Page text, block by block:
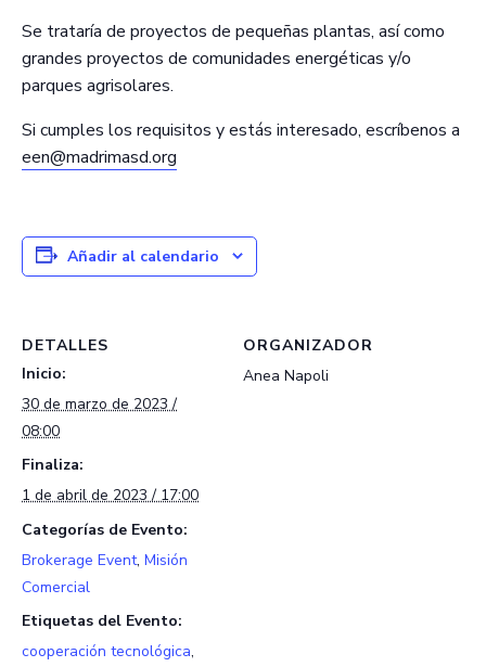
Se trataría de proyectos de pequeñas plantas, así como
grandes proyectos de comunidades energéticas y/o
parques agrisolares.
Si cumples los requisitos y estás interesado, escríbenos a
een@madrimasd.org
Añadir al calendario
DETALLES
Inicio:
30 de marzo de 2023 /
08:00
Finaliza:
1 de abril de 2023 / 17:00
Categorías de Evento:
Brokerage Event, Misión
Comercial
Etiquetas del Evento:
cooperación tecnológica,
ORGANIZADOR
Anea Napoli